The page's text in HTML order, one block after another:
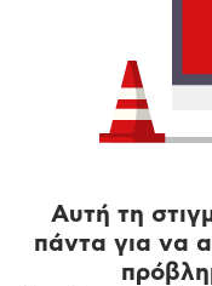
Αυτή τη
πάντα για να